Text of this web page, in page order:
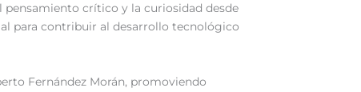
crítico y la curiosidad desde
para contribuir al desarrollo tecnológico
Fernández Morán, promoviendo